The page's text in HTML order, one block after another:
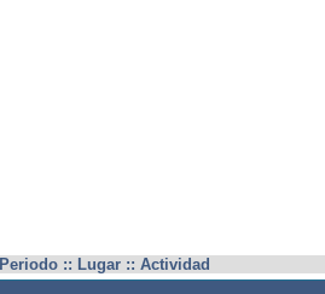
Periodo :: Lugar :: Actividad